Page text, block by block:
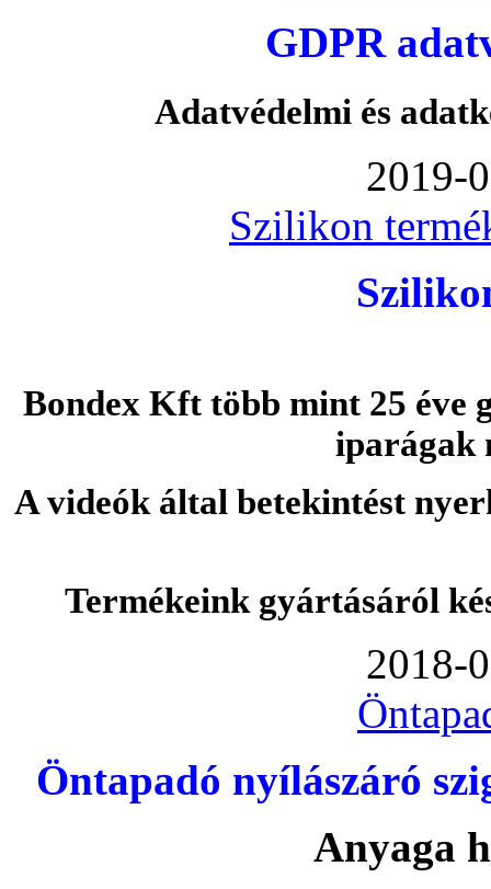
GDPR
Adatvédelmi és
2019-
Szilikon
Bondex Kft több mint 25 éve
iparágak
A videók által betekintést
Termékeink gyártásáról
2018-
Öntapadó nyílászáró
Anyaga